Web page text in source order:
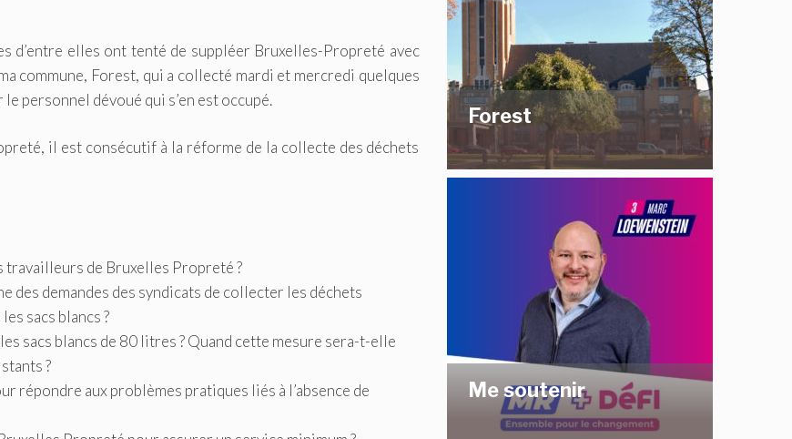
d’entre elles ont tenté de suppléer Bruxelles-Propreté avec
commune, Forest, qui a collecté mardi et mercredi quelques
personnel dévoué qui s’en est occupé.
il est consécutif à la réforme de la collecte des déchets
travailleurs de Bruxelles Propreté ?
des demandes des syndicats de collecter les déchets
sacs blancs ?
sacs blancs de 80 litres ? Quand cette mesure sera-t-elle
?
répondre aux problèmes pratiques liés à l’absence de
Forest
Me soutenir